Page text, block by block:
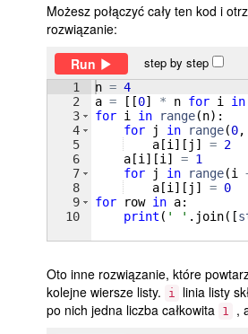
Możesz połączyć cały ten kod i
rozwiązanie:
Run
step by step
1
2
3
4
5
6
7
8
9
10
n = 4
a = [[0] * n for i in
for i in range(n) :
for
j in range(0,
a [i] [ j ] = 2
a [i] [i] = 1
for
j in range(i
a [i] [ j ] = 0
for
row in a:
print ( ' ' . join([
Oto inne rozwiązanie, które
kolejne wiersze listy.
i linia listy
po nich jedna liczba całkowita 1 ,